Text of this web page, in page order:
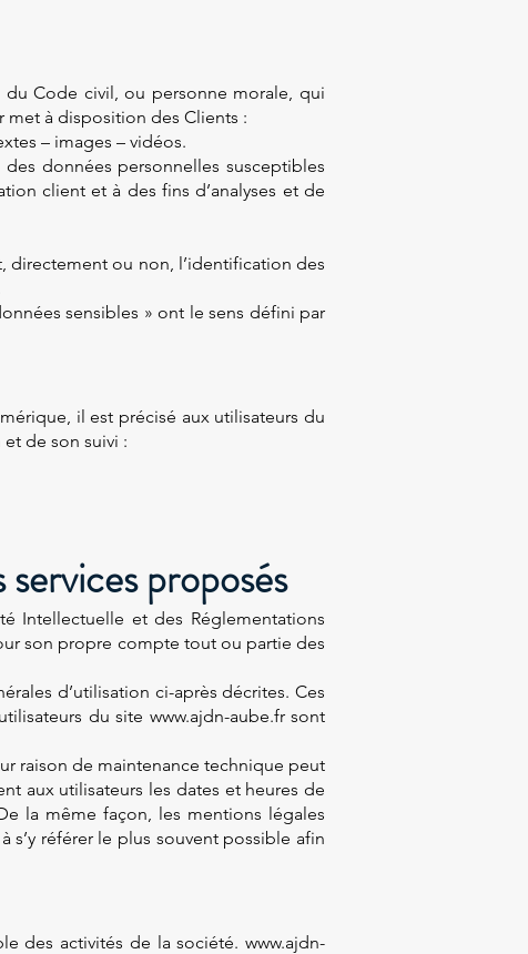
du Code civil, ou personne morale, qui
met à disposition des Clients :
– images – vidéos.
données personnelles susceptibles
client et à des fins d’analyses et de
directement ou non, l’identification des
sensibles » ont le sens défini par
il est précisé aux utilisateurs du
de son suivi :
proposés
Intellectuelle et des Réglementations
son propre compte tout ou partie des
d’utilisation ci-après décrites. Ces
du site www.ajdn-aube.fr sont
raison de maintenance technique peut
aux utilisateurs les dates et heures de
la même façon, les mentions légales
s’y référer le plus souvent possible afin
des activités de la société.www.ajdn-